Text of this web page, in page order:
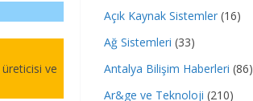
üreticisi ve
Açık Kaynak Sistemler (16)
Ağ Sistemleri (33)
Antalya Bilişim Haberleri (86)
Ar&ge ve Teknoloji (210)